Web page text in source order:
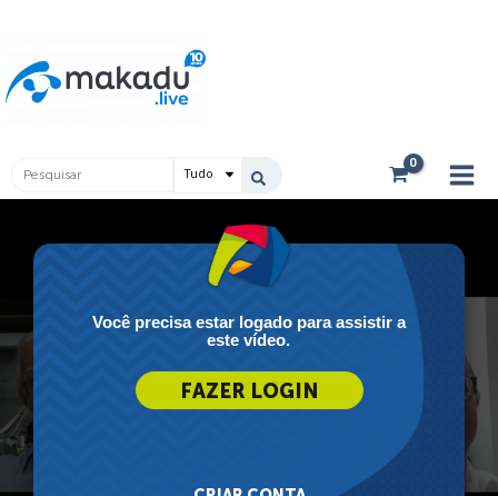
conteúdo
Pesquisar
...
Você precisa estar logado para assistir a
este vídeo.